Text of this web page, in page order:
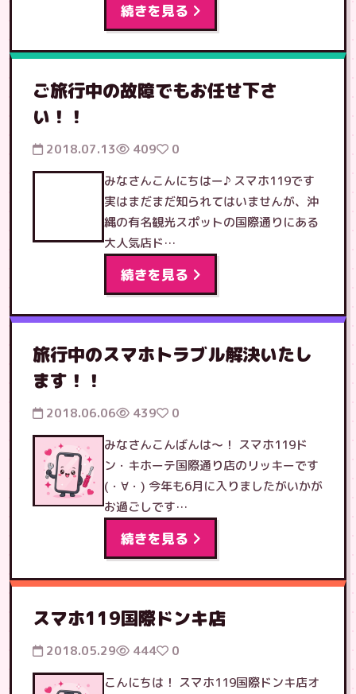
続きを見る
ご旅行中の故障でもお任せ下さ
い！！
2018.07.13 409
0
みなさんこんにちはー♪ スマホ119です
実はまだまだ知られてはいませんが、沖
縄の有名観光スポットの国際通りにある
大人気店ド…
続きを見る
旅行中のスマホトラブル解決いたし
ます！！
2018.06.06 439
0
みなさんこんばんは〜！ スマホ119ド
ン・キホーテ国際通り店のリッキーです
(・∀・) 今年も6月に入りましたがいかが
お過ごしです…
続きを見る
スマホ119国際ドンキ店
2018.05.29 444
0
こんにちは！ スマホ119国際ドンキ店オ